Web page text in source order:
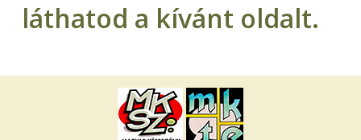
láthatod a kívánt oldalt.